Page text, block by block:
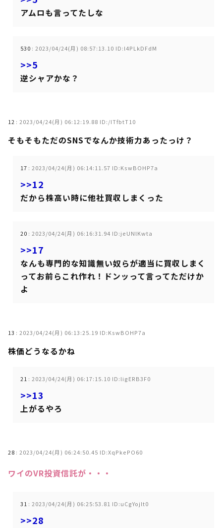
アムロも言ってたしな
530 : 2023/04/24(月) 08:57:13.10 ID:l4PLkDFdM
>>5
逆シャアかな？
12 : 2023/04/24(月) 06:12:19.88 ID:/ITfbtT10
そもそもただのSNSでなんか技術力あったっけ？
17 : 2023/04/24(月) 06:14:11.57 ID:KswBOHP7a
>>12
だから株高い時に他社買収しまくった
20 : 2023/04/24(月) 06:16:31.94 ID:jeUNlKwta
>>17
なんも専門的な知識無い奴らが適当に買収しまく
ってお前らこれ作れ！ドンッって言ってただけか
よ
13 : 2023/04/24(月) 06:13:25.19 ID:KswBOHP7a
株価どうなるかね
21 : 2023/04/24(月) 06:17:15.10 ID:ligERB3F0
>>13
上がるやろ
28 : 2023/04/24(月) 06:24:50.45 ID:XqPkePO60
ワイのVR投資信託が・・・
31 : 2023/04/24(月) 06:25:53.81 ID:uCgYojlt0
>>28